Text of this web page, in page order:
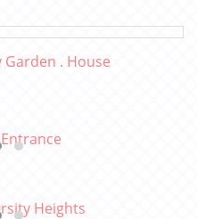
Garden . House
Heights